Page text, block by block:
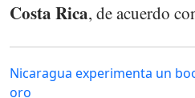
Costa Rica, de acuerdo
Nicaragua experimenta un
oro